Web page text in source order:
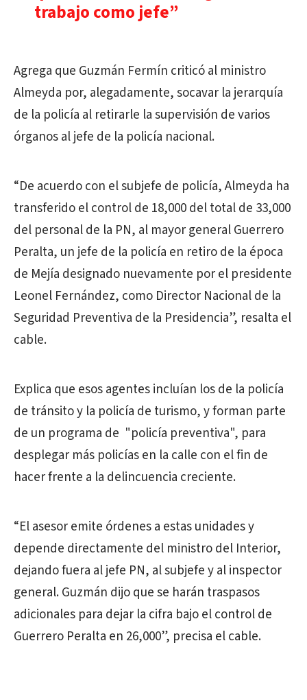
trabajo como jefe”
Agrega que Guzmán Fermín criticó al ministro
Almeyda por, alegadamente, socavar la jerarquía
de la policía al retirarle la supervisión de varios
órganos al jefe de la policía nacional.
“De acuerdo con el subjefe de policía, Almeyda ha
transferido el control de 18,000 del total de 33,000
del personal de la PN, al mayor general Guerrero
Peralta, un jefe de la policía en retiro de la época
de Mejía designado nuevamente por el presidente
Leonel Fernández, como Director Nacional de la
Seguridad Preventiva de la Presidencia”, resalta el
cable.
Explica que esos agentes incluían los de la policía
de tránsito y la policía de turismo, y forman parte
de un programa de "policía preventiva", para
desplegar más policías en la calle con el fin de
hacer frente a la delincuencia creciente.
“El asesor emite órdenes a estas unidades y
depende directamente del ministro del Interior,
dejando fuera al jefe PN, al subjefe y al inspector
general. Guzmán dijo que se harán traspasos
adicionales para dejar la cifra bajo el control de
Guerrero Peralta en 26,000”, precisa el cable.